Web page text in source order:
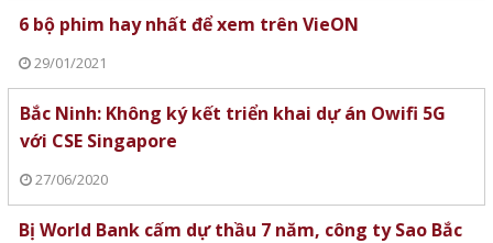
6 bộ phim hay nhất để xem trên VieON
29/01/2021
Bắc Ninh: Không ký kết triển khai dự án Owifi 5G
với CSE Singapore
27/06/2020
Bị World Bank cấm dự thầu 7 năm, công ty Sao Bắc